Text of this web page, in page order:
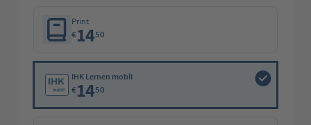
Print
€1450
IHK Lernen mobil
€1450